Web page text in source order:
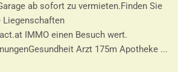
ab sofort zu vermieten.Finden Sie
IMMO einen Besuch wert.
Arzt 175m Apotheke ...